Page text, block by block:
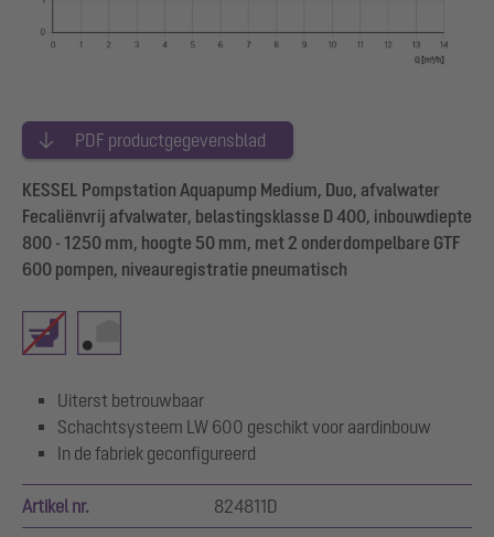
PDF productgegevensblad
KESSEL Pompstation Aquapump Medium, Duo, afvalwater
Fecaliënvrij afvalwater, belastingsklasse D 400, inbouwdiepte
800 - 1250 mm, hoogte 50 mm, met 2 onderdompelbare GTF
600 pompen, niveauregistratie pneumatisch
Uiterst betrouwbaar
Schachtsysteem LW 600 geschikt voor aardinbouw
In de fabriek geconfigureerd
Artikel nr. 824811D